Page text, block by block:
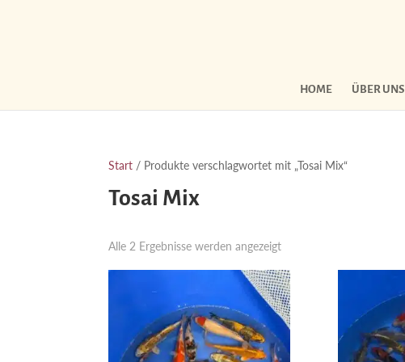
HOME ÜBER UNS
Start / Produkte verschlagwortet mit „Tosai Mix“
Tosai Mix
Alle 2 Ergebnisse werden angezeigtNach
sortiert